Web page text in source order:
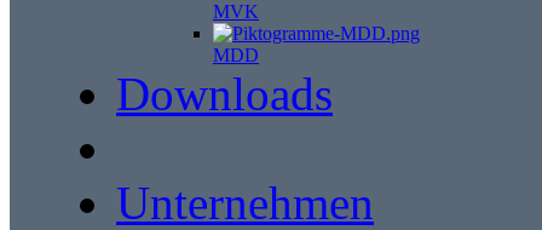
MVK
MDD
Downloads
Unternehmen